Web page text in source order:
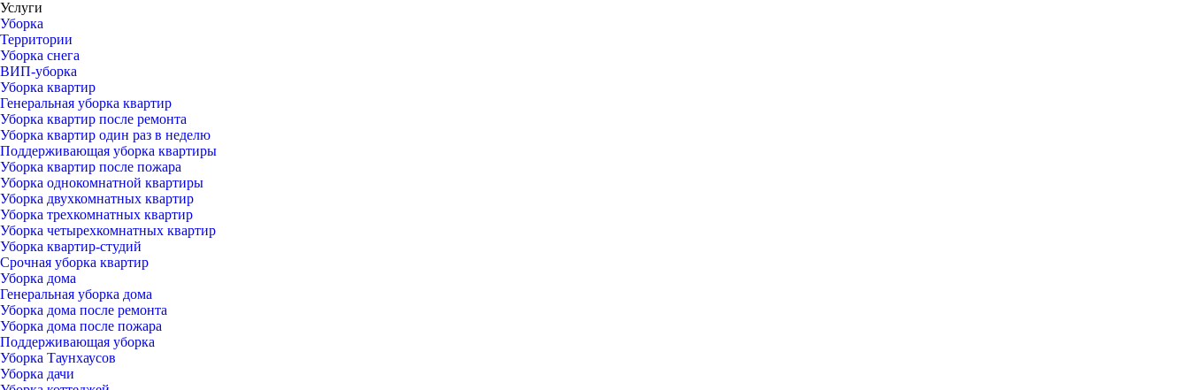
Услуги
Уборка
Территории
Уборка снега
ВИП-уборка
Уборка квартир
Генеральная уборка квартир
Уборка квартир после ремонта
Уборка квартир один раз в неделю
Поддерживающая уборка квартиры
Уборка квартир после пожара
Уборка однокомнатной квартиры
Уборка двухкомнатных квартир
Уборка трехкомнатных квартир
Уборка четырехкомнатных квартир
Уборка квартир-студий
Срочная уборка квартир
Уборка дома
Генеральная уборка дома
Уборка дома после ремонта
Уборка дома после пожара
Поддерживающая уборка
Уборка Таунхаусов
Уборка дачи